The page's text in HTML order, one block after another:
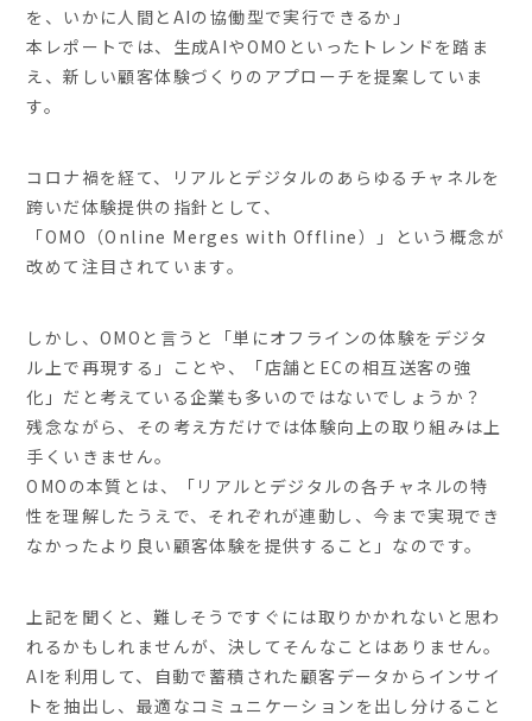
を、いかに人間とAIの協働型で実行できるか」
本レポートでは、生成AIやOMOといったトレンドを踏ま
え、新しい顧客体験づくりのアプローチを提案していま
す。
コロナ禍を経て、リアルとデジタルのあらゆるチャネルを
跨いだ体験提供の指針として、
「OMO（Online Merges with Offline）」という概念が
改めて注目されています。
しかし、OMOと言うと「単にオフラインの体験をデジタ
ル上で再現する」ことや、「店舗とECの相互送客の強
化」だと考えている企業も多いのではないでしょうか？
残念ながら、その考え方だけでは体験向上の取り組みは上
手くいきません。
OMOの本質とは、「リアルとデジタルの各チャネルの特
性を理解したうえで、それぞれが連動し、今まで実現でき
なかったより良い顧客体験を提供すること」なのです。
上記を聞くと、難しそうですぐには取りかかれないと思わ
れるかもしれませんが、決してそんなことはありません。
AIを利用して、自動で蓄積された顧客データからインサイ
トを抽出し、最適なコミュニケーションを出し分けること